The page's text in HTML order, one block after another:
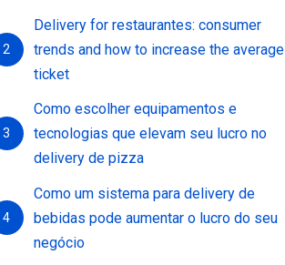
2
Delivery for restaurantes: consumer
trends and how to increase the average
ticket
3
Como escolher equipamentos e
tecnologias que elevam seu lucro no
delivery de pizza
4
Como um sistema para delivery de
bebidas pode aumentar o lucro do seu
negócio